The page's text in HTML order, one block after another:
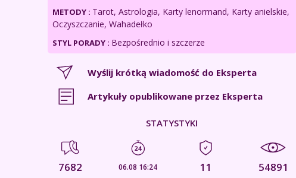
METODY : Tarot, Astrologia, Karty lenormand, Karty anielskie,
Oczyszczanie, Wahadełko
STYL PORADY : Bezpośrednio i szczerze
Wyślij krótką wiadomość do Eksperta
Artykuły opublikowane przez Eksperta
STATYSTYKI
7682
06.08 16:24
11 54891